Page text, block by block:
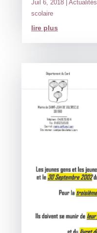
Juil 6, 2018| Actualités
scolaire
lire plus